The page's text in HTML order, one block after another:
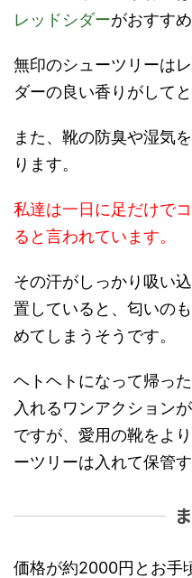
レッドシダーがおすすめ
無印のシューツリーは
ダーの良い香りがして
また、靴の防臭や湿気
ります。
私達は一日に足だけで
ると言われています。
その汗がしっかり吸い
置していると、匂いの
めてしまうそうです。
ヘトヘトになって帰っ
入れるワンアクション
ですが、愛用の靴をよ
ーツリーは入れて保管
価格が約2000円とお手